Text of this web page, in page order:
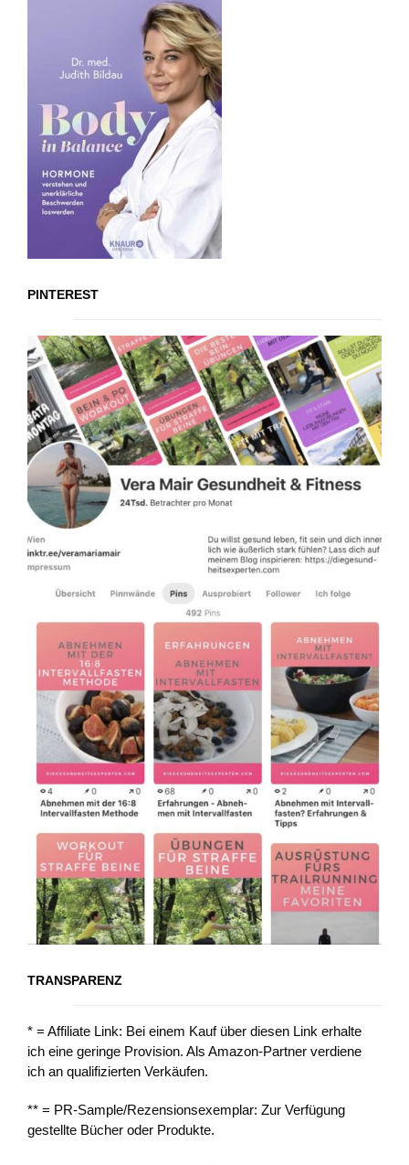
PINTEREST
TRANSPARENZ
* = Affiliate Link: Bei einem Kauf über diesen Link erhalte
ich eine geringe Provision. Als Amazon-Partner verdiene
ich an qualifizierten Verkäufen.
** = PR-Sample/Rezensionsexemplar: Zur Verfügung
gestellte Bücher oder Produkte.